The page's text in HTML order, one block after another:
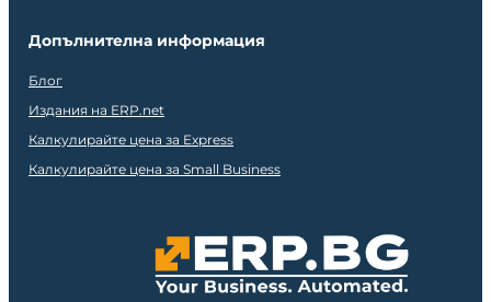
Допълнителна информация
Блог
Издания на ERP.net
Калкулирайте цена за Express
Калкулирайте цена за Small Business